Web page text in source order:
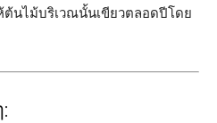
ต้นไม้บริเวณนั้นเขียวตลอดปีโดย